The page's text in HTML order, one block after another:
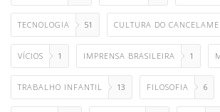
TECNOLOGIA 51 CULTURA DO
VÍCIOS 1 IMPRENSA BRASILEIRA 1
TRABALHO INFANTIL 13 FILOSOFIA 6